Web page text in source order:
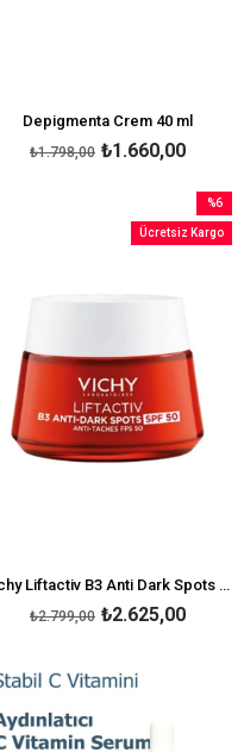
Depigmenta Crem 40 ml
₺1.660,00
₺1.798,00
Vichy Liftactiv B3 Anti Dark Spots SPF50 50 ml
₺2.625,00
₺2.799,00
%6
İndirim
Ücretsiz Kargo